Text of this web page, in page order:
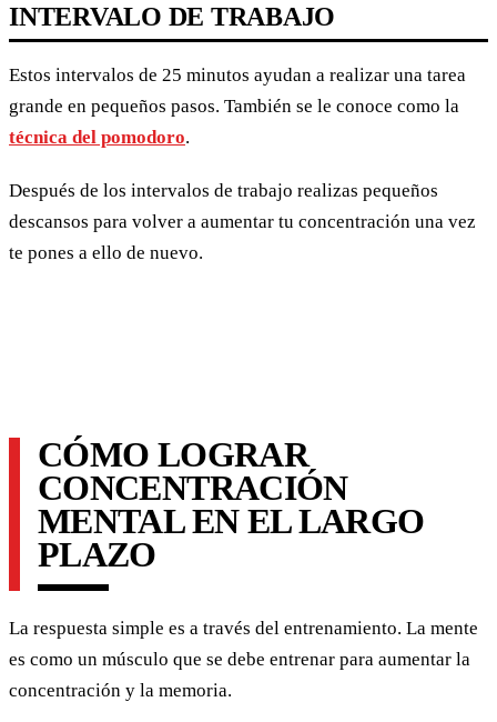
INTERVALO DE TRABAJO
Estos intervalos de 25 minutos ayudan a realizar una tarea
grande en pequeños pasos. También se le conoce como la
técnica del pomodoro.
Después de los intervalos de trabajo realizas pequeños
descansos para volver a aumentar tu concentración una vez
te pones a ello de nuevo.
CÓMO LOGRAR
CONCENTRACIÓN
MENTAL EN EL LARGO
PLAZO
La respuesta simple es a través del entrenamiento. La mente
es como un músculo que se debe entrenar para aumentar la
concentración y la memoria.